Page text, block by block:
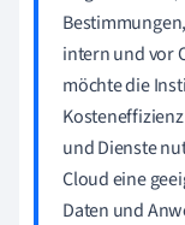
intern und vor
möchte die
und Dienste
Cloud eine
Daten und